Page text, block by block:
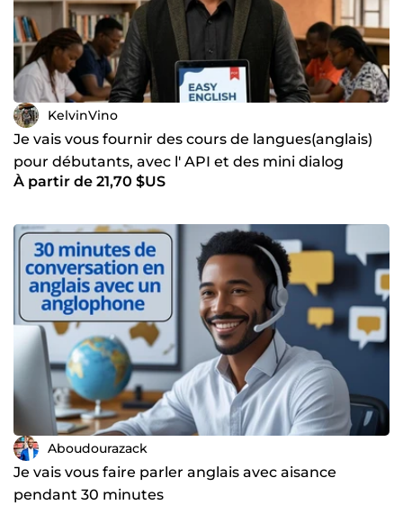
KelvinVino
Je vais vous fournir des cours de langues(anglais)
pour débutants, avec l' API et des mini dialog
À partir de 21,70 $US
Aboudourazack
Je vais vous faire parler anglais avec aisance
pendant 30 minutes